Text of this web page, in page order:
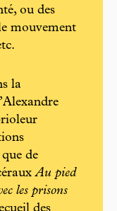
ou des
mouvement
la
de
Au pied
les prisons